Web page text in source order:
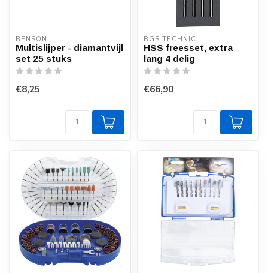
BENSON
Multislijper - diamantvijl
set 25 stuks
€8,25
BGS TECHNIC
HSS freesset, extra
lang 4 delig
€66,90